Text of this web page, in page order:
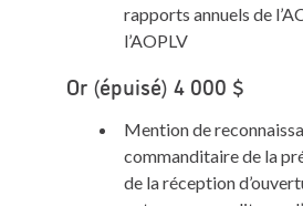
rapports annuels de
l’AOPLV
Or (épuisé) 4 000 $
Mention de
commanditaire de la
de la réception